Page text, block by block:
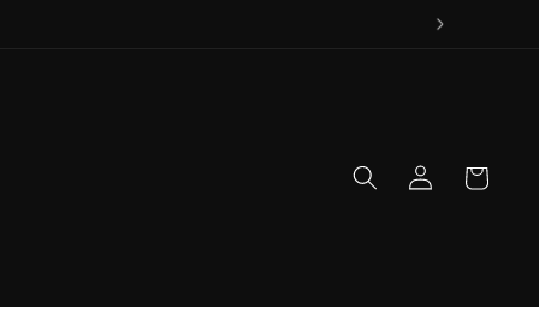
Iniciar
sesión
Carrito